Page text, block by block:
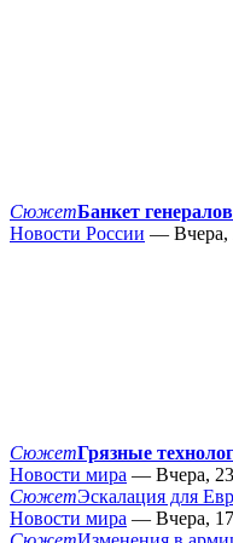
СюжетБанкет
Новости России — Вчера,
СюжетГрязные
Новости мира — Вчера,
СюжетЭскалация для
Новости мира — Вчера,